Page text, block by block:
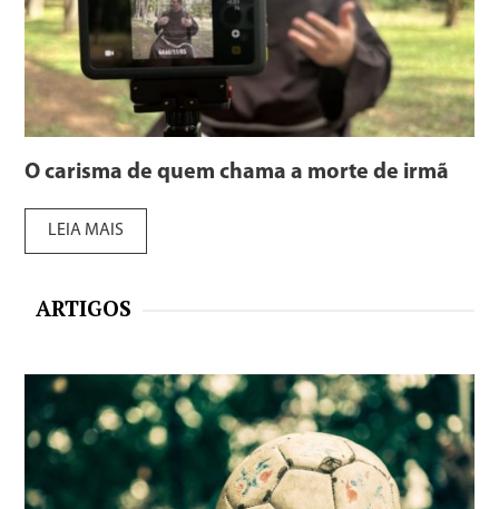
O carisma de quem chama a morte de irmã
LEIA MAIS
ARTIGOS